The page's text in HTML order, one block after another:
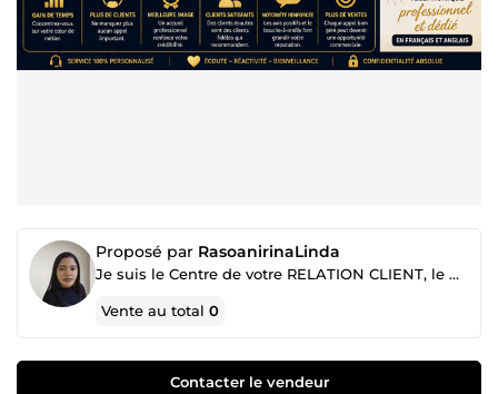
Proposé par RasoanirinaLinda
Je suis le Centre de votre RELATION CLIENT, le moteur de votre croissance rapide.
Vente au total0
Contacter le vendeur